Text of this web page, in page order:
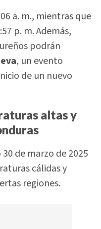
a. m., mientras que
p. m. Además,
podrán
, un evento
de un nuevo
altas y
de marzo de 2025
cálidas y
regiones.